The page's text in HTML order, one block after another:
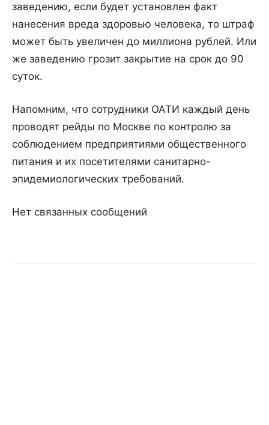
заведению, если будет установлен факт
нанесения вреда здоровью человека, то штраф
может быть увеличен до миллиона рублей. Или
же заведению грозит закрытие на срок до 90
суток.
Напомним, что сотрудники ОАТИ каждый день
проводят рейды по Москве по контролю за
соблюдением предприятиями общественного
питания и их посетителями санитарно-
эпидемиологических требований.
Нет связанных сообщений